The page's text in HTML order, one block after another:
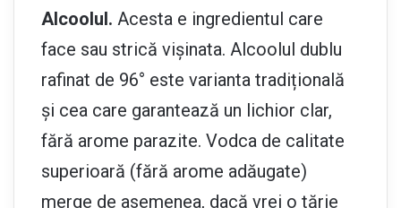
Alcoolul. Acesta e ingredientul care
face sau strică vișinata. Alcoolul dublu
rafinat de 96° este varianta tradițională
și cea care garantează un lichior clar,
fără arome parazite. Vodca de calitate
superioară (fără arome adăugate)
merge de asemenea, dacă vrei o tărie